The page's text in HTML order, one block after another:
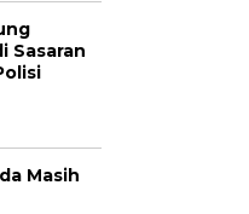
Sasaran
Masih